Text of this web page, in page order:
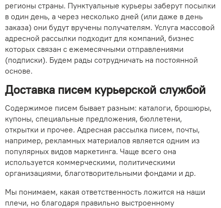
регионы страны. Пунктуальные курьеры заберут посылки
в один день, а через несколько дней (или даже в день
заказа) они будут вручены получателям. Услуга массовой
адресной рассылки подходит для компаний, бизнес
которых связан с ежемесячными отправлениями
(подписки). Будем рады сотрудничать на постоянной
основе.
Доставка писем курьерской службой
Содержимое писем бывает разным: каталоги, брошюры,
купоны, специальные предложения, бюллетени,
открытки и прочее. Адресная рассылка писем, почты,
например, рекламных материалов является одним из
популярных видов маркетинга. Чаще всего она
используется коммерческими, политическими
организациями, благотворительными фондами и др.
Мы понимаем, какая ответственность ложится на наши
плечи, но благодаря правильно выстроенному